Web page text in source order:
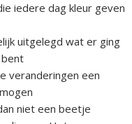
iedere dag kleur geven
uitgelegd wat er ging
veranderingen een
niet een beetje